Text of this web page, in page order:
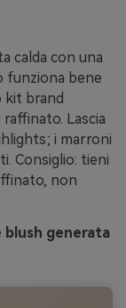
calda con una
funziona bene
kit brand
Lascia
i marroni
Consiglio: tieni
non
blush generata